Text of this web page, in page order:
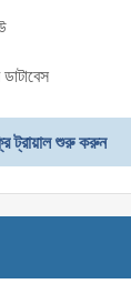
ট্রায়াল শুরু করুন